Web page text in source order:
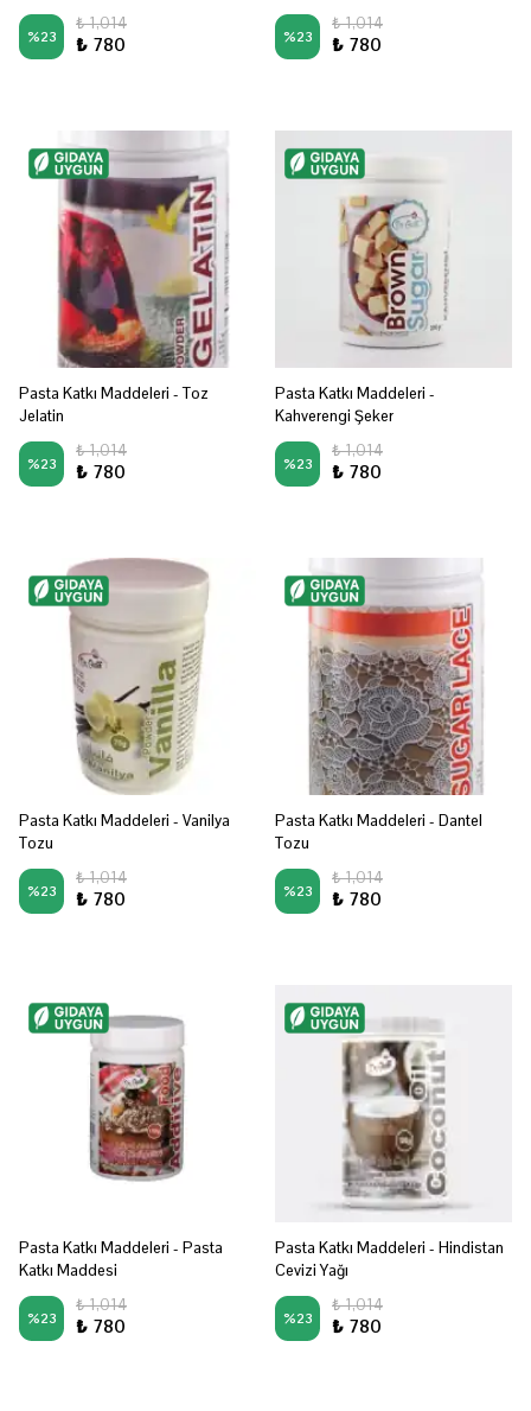
%23
₺ 1,014
₺ 780 %23
₺ 1,014
₺ 780
Pasta Katkı Maddeleri - Toz
Jelatin
%23
₺ 1,014
₺ 780
Pasta Katkı Maddeleri -
Kahverengi Şeker
%23
₺ 1,014
₺ 780
Pasta Katkı Maddeleri - Vanilya
Tozu
%23
₺ 1,014
₺ 780
Pasta Katkı Maddeleri - Dantel
Tozu
%23
₺ 1,014
₺ 780
Pasta Katkı Maddeleri - Pasta
Katkı Maddesi
%23
₺ 1,014
₺ 780
Pasta Katkı Maddeleri - Hindistan
Cevizi Yağı
%23
₺ 1,014
₺ 780